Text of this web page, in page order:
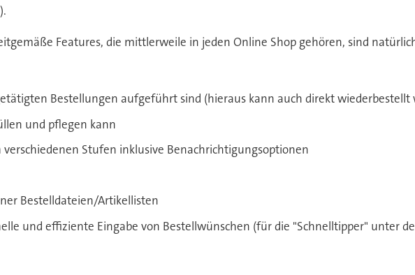
Features, die mittlerweile in jeden Online Shop gehören, sind
Bestellungen aufgeführt sind (hieraus kann auch direkt wiederbestellt
und pflegen kann
Stufen inklusive Benachrichtigungsoptionen
Bestelldateien/Artikellisten
und effiziente Eingabe von Bestellwünschen (für die "Schnelltipper" unter